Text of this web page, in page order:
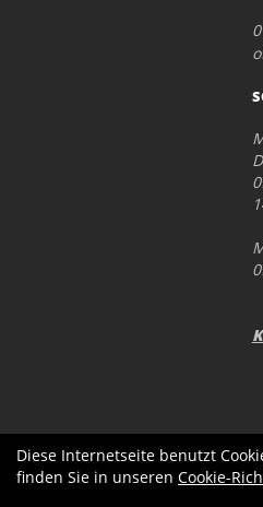
Diese Internetseite benutzt
finden Sie in unseren Cookie-